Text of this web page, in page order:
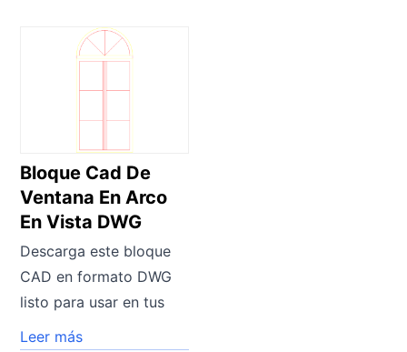
Bloque Cad De
Ventana En Arco
En Vista DWG
Descarga este bloque
CAD en formato DWG
listo para usar en tus
Leer más